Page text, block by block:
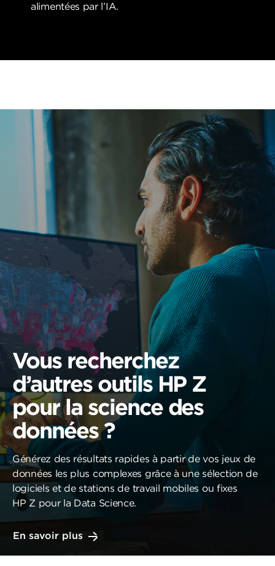
alimentées par l’IA.
Vous recherchez
d’autres outils HP Z
pour la science des
données ?
Générez des résultats rapides à partir de vos jeux de
données les plus complexes grâce à une sélection de
logiciels et de stations de travail mobiles ou fixes
HP Z pour la Data Science.
En savoir plus